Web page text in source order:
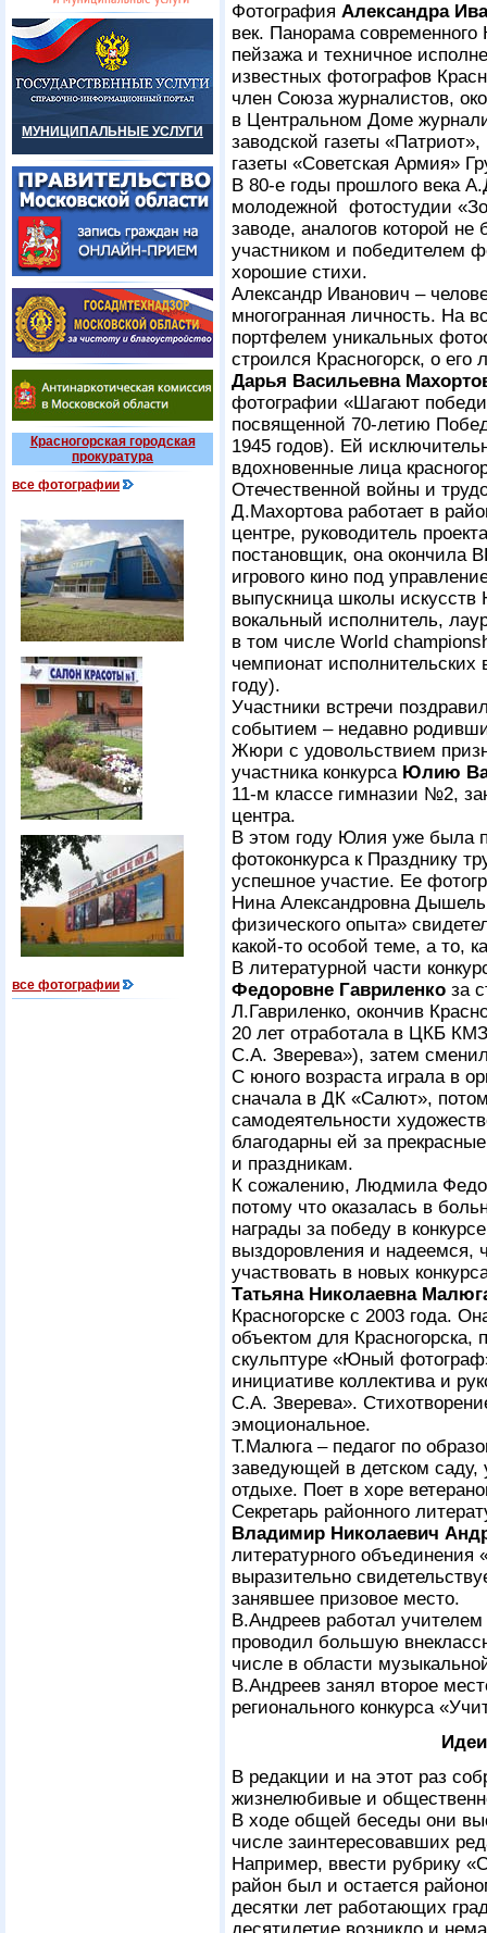
МУНИЦИПАЛЬНЫЕ УСЛУГИ
Красногорская городская
прокуратура
все фотографии
все фотографии
Фотография Александра
век. Панорама современного
пейзажа и техничное
известных фотографов
член Союза журналистов,
в Центральном Доме
заводской газеты
газеты «Советская Армия»
В 80-е годы прошлого века
молодежной фотостудии
заводе, аналогов которой
участником и победителем
хорошие стихи.
Александр Иванович –
многогранная личность. На
портфелем уникальных
строился Красногорск, о его
Дарья Васильевна
фотографии «Шагают
посвященной 70-летию
1945 годов). Ей
вдохновенные лица
Отечественной войны и
Д.Махортова работает в
центре, руководитель
постановщик, она окончила
игрового кино под
выпускница школы
вокальный исполнитель,
в том числе World
чемпионат
году).
Участники встречи
событием – недавно
Жюри с удовольствием
участника конкурса Юлию
11-м классе гимназии №2,
центра.
В этом году Юлия уже была
фотоконкурса к Празднику
успешное участие. Ее
Нина Александровна
физического опыта»
какой-то особой теме, а то,
В литературной части
Федоровне Гавриленко за
Л.Гавриленко, окончив
20 лет отработала в ЦКБ
С.А. Зверева»), затем
С юного возраста играла в
сначала в ДК «Салют»,
самодеятельности
благодарны ей за
и праздникам.
К сожалению, Людмила
потому что оказалась в
награды за победу в
выздоровления и надеемся,
участвовать в новых
Татьяна Николаевна
Красногорске с 2003 года.
объектом для Красногорска,
скульптуре «Юный
инициативе коллектива и
С.А. Зверева».
эмоциональное.
Т.Малюга – педагог по
заведующей в детском
отдыхе. Поет в хоре
Секретарь районного
Владимир Николаевич
литературного объединения
выразительно
занявшее призовое место.
В.Андреев работал
проводил большую
числе в области
В.Андреев занял второе
регионального конкурса
В редакции и на этот раз
жизнелюбивые и
В ходе общей беседы они
числе заинтересовавших
Например, ввести рубрику
район был и остается
десятки лет работающих